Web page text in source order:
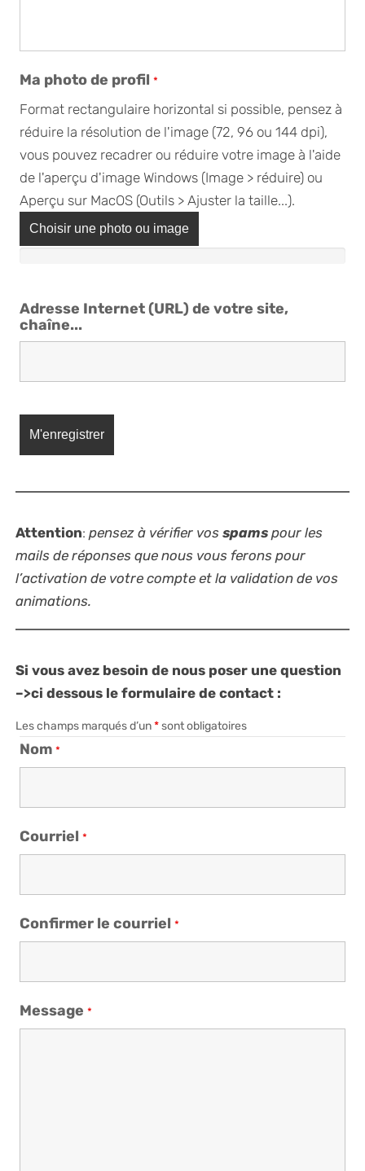
Ma photo de profil*
Choisir une photo ou image
Format rectangulaire horizontal si possible, pensez à
réduire la résolution de l'image (72, 96 ou 144 dpi),
vous pouvez recadrer ou réduire votre image à l'aide
de l'aperçu d'image Windows (Image > réduire) ou
Aperçu sur MacOS (Outils > Ajuster la taille...).
Adresse Internet (URL) de votre site,
chaîne...
Attention:pensez à vérifier vosspamspour les
mails de réponses que nous vous ferons pour
l’activation de votre compte et la validation de vos
animations.
Si vous avez besoin de nous poser une question
–>ci dessous le formulaire de contact :
Les champs marqués d’un*sont obligatoires
Nom*
Courriel*
Confirmer le courriel*
Message*